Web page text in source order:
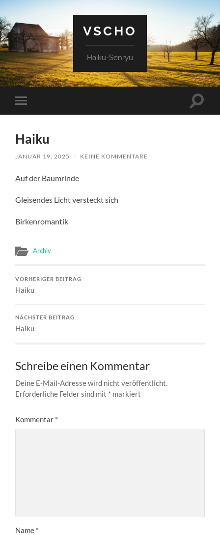
VSCHO
Haiku-Senryu
Mobile-
Menü
Haiku
JANUAR 19, 2025 / KEINE KOMMENTARE
Auf der Baumrinde
Gleisendes Licht versteckt sich
Birkenromantik
Archiv
VORHERIGER BEITRAG
Haiku
NÄCHSTER BEITRAG
Haiku
Schreibe einen Kommentar
Deine E-Mail-Adresse wird nicht veröffentlicht.
Erforderliche Felder sind mit * markiert
Kommentar *
Name *